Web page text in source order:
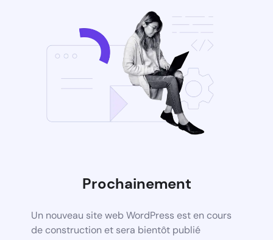
Prochainement
Un nouveau site web WordPress est en cours
de construction et sera bientôt publié